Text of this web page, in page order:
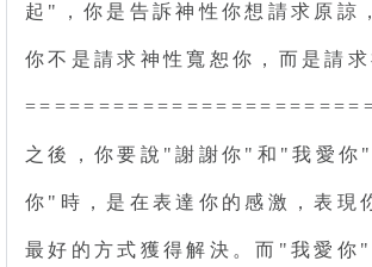
起"，你是告訴神性你想請求原諒
你不是請求神性寬恕你，而是請
之後，你要說"謝謝你"和"我愛
你"時，是在表達你的感激，表現
最好的方式獲得解決。而"我愛你